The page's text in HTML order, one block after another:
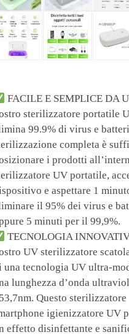
FACILE E SEMPLICE DA
sterilizzatore portatile
99.9% di virus e
completa è
i prodotti
UV portatile,
e aspettare 1
il 95% dei virus e
5 minuti per il 99,9%.
TECNOLOGIA
UV sterilizzatore
una tecnologia UV ultra-
lunghezza d’onda
Questo sterilizzatore
igienizzatore UV
effetto disinfettante e